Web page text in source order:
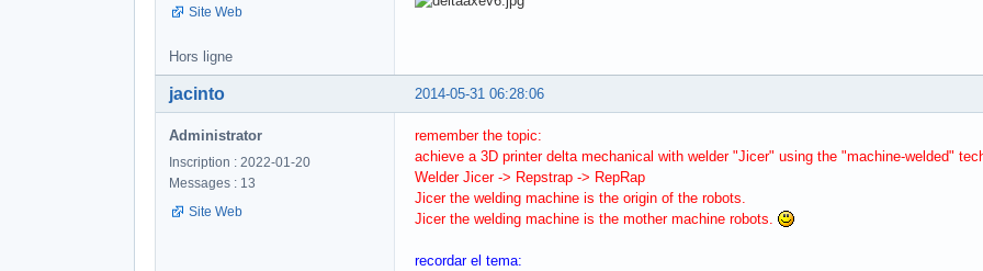
Site Web
Hors ligne
2014-05-31 06:28:06
jacinto
Administrator
Inscription : 2022-01-20
Messages : 13
Site Web
remember the topic:
achieve a 3D printer delta mechanical with welder "Jicer" using the "machine-welded"
Welder Jicer -> Repstrap -> RepRap
Jicer the welding machine is the origin of the robots.
Jicer the welding machine is the mother machine robots.
recordar el tema: